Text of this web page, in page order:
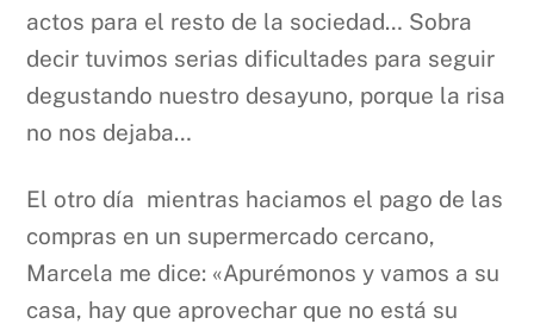
actos para el resto de la sociedad… Sobra
decir tuvimos serias dificultades para seguir
degustando nuestro desayuno, porque la risa
no nos dejaba…
El otro día mientras haciamos el pago de las
compras en un supermercado cercano,
Marcela me dice: «Apurémonos y vamos a su
casa, hay que aprovechar que no está su